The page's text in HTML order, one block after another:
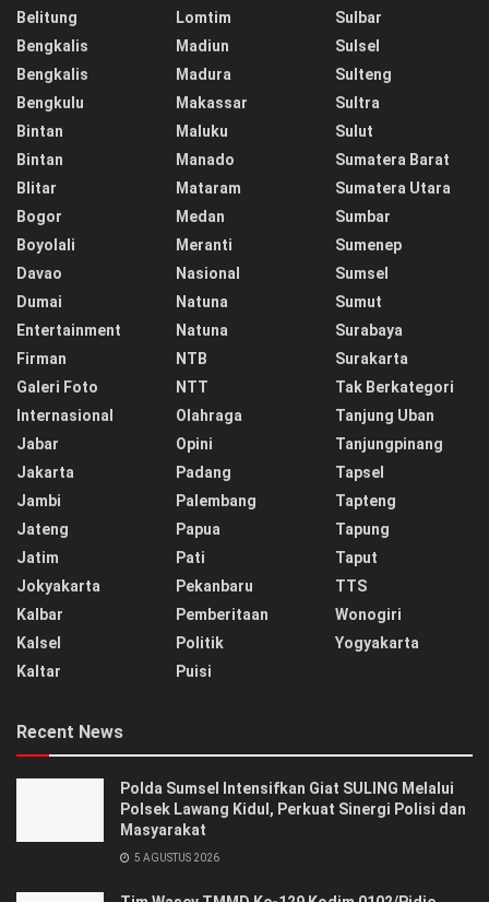
Belitung
Bengkalis
Bengkalis
Bengkulu
Bintan
Bintan
Blitar
Bogor
Boyolali
Davao
Dumai
Entertainment
Firman
Galeri Foto
Internasional
Jabar
Jakarta
Jambi
Jateng
Jatim
Jokyakarta
Kalbar
Kalsel
Kaltar
Lomtim
Madiun
Madura
Makassar
Maluku
Manado
Mataram
Medan
Meranti
Nasional
Natuna
Natuna
NTB
NTT
Olahraga
Opini
Padang
Palembang
Papua
Pati
Pekanbaru
Pemberitaan
Politik
Puisi
Sulbar
Sulsel
Sulteng
Sultra
Sulut
Sumatera Barat
Sumatera Utara
Sumbar
Sumenep
Sumsel
Sumut
Surabaya
Surakarta
Tak Berkategori
Tanjung Uban
Tanjungpinang
Tapsel
Tapteng
Tapung
Taput
TTS
Wonogiri
Yogyakarta
Recent News
Polda Sumsel Intensifkan Giat SULING Melalui
Polsek Lawang Kidul, Perkuat Sinergi Polisi dan
Masyarakat
5 AGUSTUS 2026